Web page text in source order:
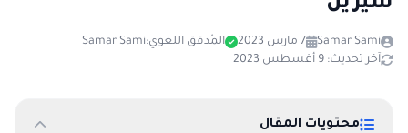
سيرين
Samar Sami 7 مارس 2023 المُدقق اللغوي:Samar Sami
آخر تحديث: 9 أغسطس 2023
محتويات المقال